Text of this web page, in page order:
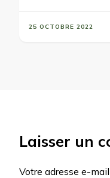
25 OCTOBRE 2022
Laisser un
Votre adresse e-